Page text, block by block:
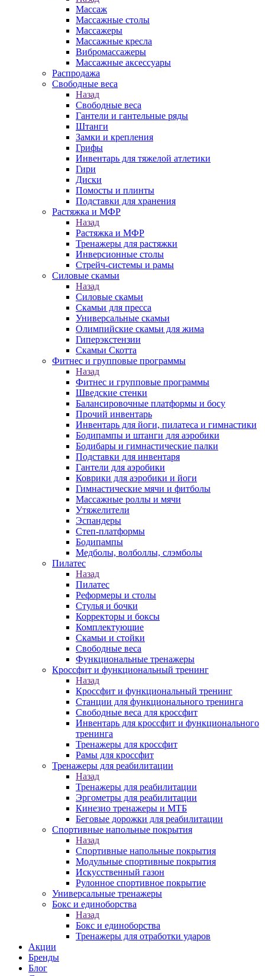
Массаж
Массажные столы
Массажеры
Массажные кресла
Вибромассажеры
Массажные аксессуары
Распродажа
Свободные веса
Назад
Свободные веса
Гантели и гантельные ряды
Штанги
Замки и крепления
Грифы
Инвентарь для тяжелой атлетики
Гири
Диски
Помосты и плинты
Подставки для хранения
Растяжка и МФР
Назад
Растяжка и МФР
Тренажеры для растяжки
Инверсионные столы
Стрейч-системы и рамы
Силовые скамьи
Назад
Силовые скамьи
Скамьи для пресса
Универсальные скамьи
Олимпийские скамьи для жима
Гиперэкстензии
Скамьи Скотта
Фитнес и групповые программы
Назад
Фитнес и групповые программы
Шведские стенки
Балансировочные платформы и босу
Прочий инвентарь
Инвентарь для йоги, пилатеса и гимнастики
Бодипампы и штанги для аэробики
Бодибары и гимнастические палки
Подставки для инвентаря
Гантели для аэробики
Коврики для аэробики и йоги
Гимнастические мячи и фитболы
Массажные роллы и мячи
Утяжелители
Эспандеры
Степ-платформы
Бодипампы
Медболы, волболлы, слэмболы
Пилатес
Назад
Пилатес
Реформеры и столы
Стулья и бочки
Корректоры и боксы
Комплектующие
Скамьи и стойки
Свободные веса
Функциональные тренажеры
Кроссфит и функциональный тренинг
Назад
Кроссфит и функциональный тренинг
Станции для функционального тренинга
Свободные веса для кроссфит
Инвентарь для кроссфит и функционального
тренинга
Тренажеры для кроссфит
Рамы для кроссфит
Тренажеры для реабилитации
Назад
Тренажеры для реабилитации
Эргометры для реабилитации
Кинезио тренажеры и МТБ
Беговые дорожки для реабилитации
Спортивные напольные покрытия
Назад
Спортивные напольные покрытия
Модульные спортивные покрытия
Искусственный газон
Рулонное спортивное покрытие
Универсальные тренажеры
Бокс и единоборства
Назад
Бокс и единоборства
Тренажеры для отработки ударов
Акции
Бренды
Блог